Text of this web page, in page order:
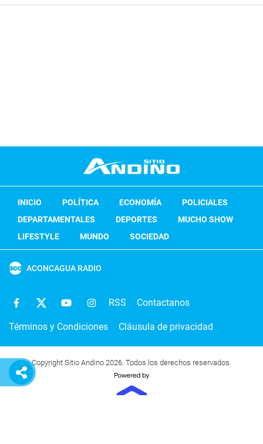
INICIO POLÍTICA ECONOMÍA
POLICIALES
DEPARTAMENTALES
DEPORTES
MUCHO SHOW
LIFESTYLE
MUNDO SOCIEDAD
ACONCAGUA RADIO
RSS Contactanos
Términos y Condiciones Cláusula de privacidad
Copyright Sitio Andino 2026. Todos los derechos reservados.